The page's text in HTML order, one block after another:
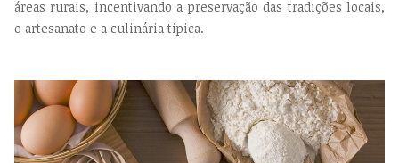
áreas rurais, incentivando a preservação das tradições locais,
o artesanato e a culinária típica.